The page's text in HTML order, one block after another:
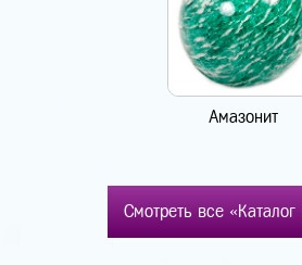
Амазонит
Смотреть все «Каталог